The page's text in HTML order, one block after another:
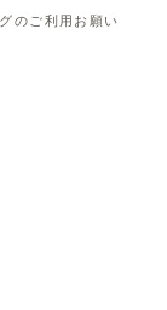
のご利用お願い